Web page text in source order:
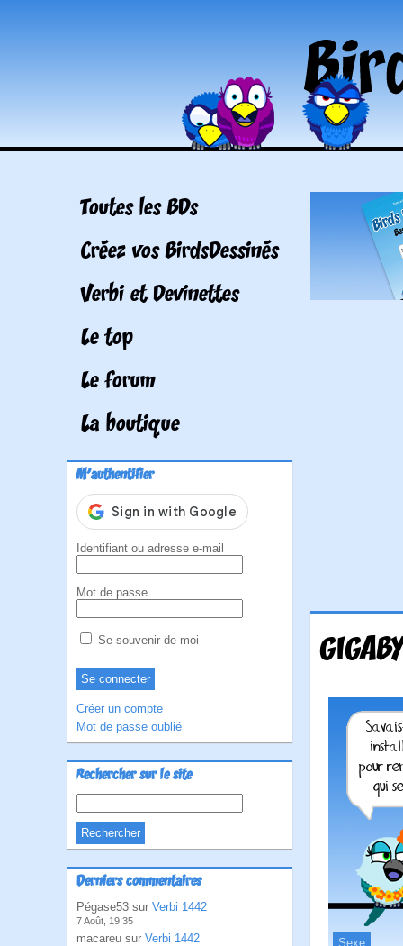
Toutes les BDs
Créez vos BirdsDessinés
Verbi et Devinettes
Le top
Le forum
La boutique
M'authentifier
Identifiant ou adresse e-mail
Mot de passe
Se souvenir de moi
Créer un compte
Mot de passe oublié
Rechercher sur le site
Derniers commentaires
Pégase53 sur Verbi 1442
7 Août, 19:35
macareu sur Verbi 1442 Sexe